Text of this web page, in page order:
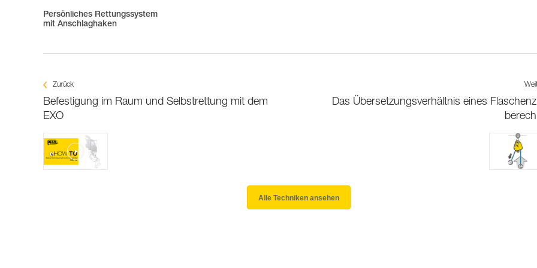
Persönliches Rettungssystem
mit Anschlaghaken
Zurück
Befestigung im Raum und Selbstrettung mit dem
EXO
Das Übersetzungsverhältnis eines
Alle Techniken ansehen